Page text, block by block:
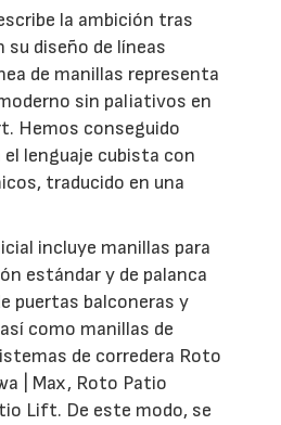
la ambición tras
su diseño de líneas
de manillas representa
sin paliativos en
Hemos conseguido
lenguaje cubista con
traducido en una
incluye manillas para
estándar y de palanca
puertas balconeras y
como manillas de
de corredera Roto
| Max, Roto Patio
Lift. De este modo, se